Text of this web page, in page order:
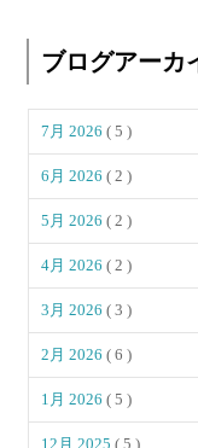
ブログアーカ
7月 2026( 5 )
6月 2026( 2 )
5月 2026( 2 )
4月 2026( 2 )
3月 2026( 3 )
2月 2026( 6 )
1月 2026( 5 )
12月 2025( 5 )